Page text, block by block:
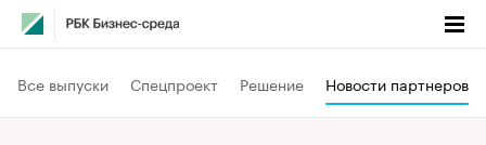
Все выпуски Спецпроект Решение Новости партнеров